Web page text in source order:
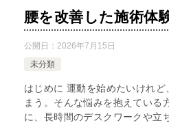
腰を改善した施術体
公開日： 2026年7月15日
未分類
はじめに 運動を始めたいけれ
まう。そんな悩みを抱えている
に、長時間のデスクワークや立